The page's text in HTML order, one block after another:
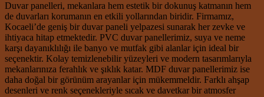
Duvar panelleri, mekanlara hem estetik bir dokunuş katmanın hem
de duvarları korumanın en etkili yollarından biridir. Firmamız,
Kocaeli’de geniş bir duvar paneli yelpazesi sunarak her zevke ve
ihtiyaca hitap etmektedir. PVC duvar panellerimiz, suya ve neme
karşı dayanıklılığı ile banyo ve mutfak gibi alanlar için ideal bir
seçenektir. Kolay temizlenebilir yüzeyleri ve modern tasarımlarıyla
mekanlarınıza ferahlık ve şıklık katar. MDF duvar panellerimiz ise
daha doğal bir görünüm arayanlar için mükemmeldir. Farklı ahşap
desenleri ve renk seçenekleriyle sıcak ve davetkar bir atmosfer